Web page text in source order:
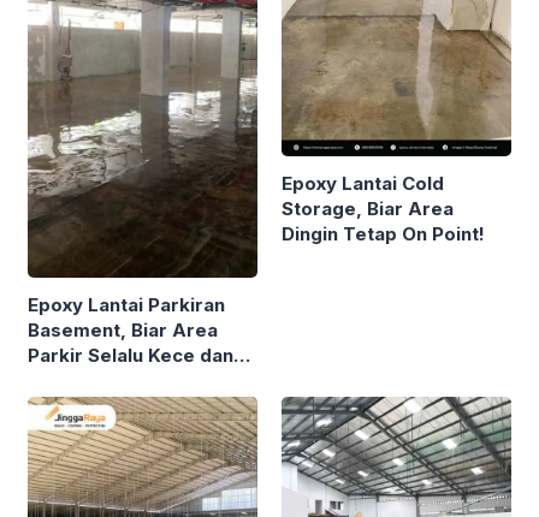
Epoxy Lantai Parkiran
Basement, Biar Area
Parkir Selalu Kece dan
Epoxy Lantai Cold
Storage, Biar Area
Dingin Tetap On Point!